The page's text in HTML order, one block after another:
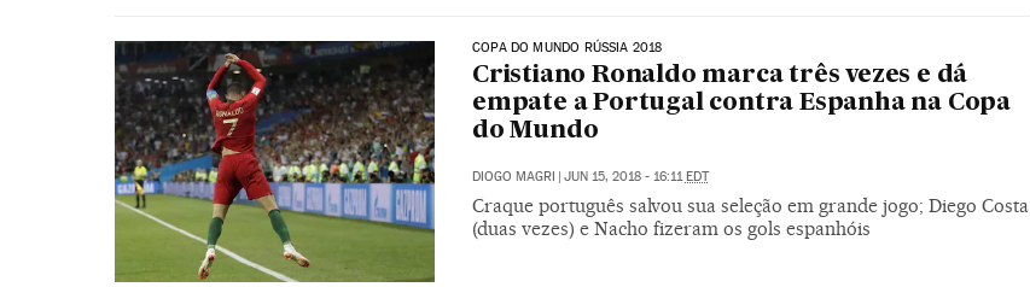
COPA DO MUNDO RÚSSIA 2018
Cristiano Ronaldo marca três vezes e dá
empate a Portugal contra Espanha na Copa
do Mundo
DIOGO MAGRI | JUN 15, 2018 - 16:11EDT
Craque português salvou sua seleção em grande jogo; Diego Costa
(duas vezes) e Nacho fizeram os gols espanhóis